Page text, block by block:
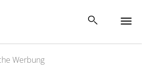
Werbung